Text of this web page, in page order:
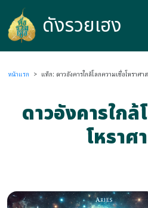
ดังรวยเฮง
ดังรวยเฮง
หน้าแรก > แท็ก: ดาวอังคารใกล้โลกความเชื่อโหราศา
ดาวอังคารใกล้
โหราศ